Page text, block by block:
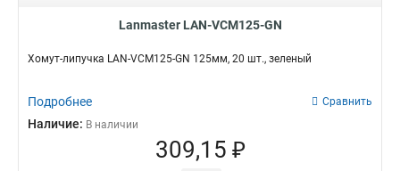
Lanmaster LAN-VCM125-GN
Хомут-липучка LAN-VCM125-GN 125мм, 20 шт., зеленый
Подробнее Сравнить
Наличие: В наличии
309,15 ₽